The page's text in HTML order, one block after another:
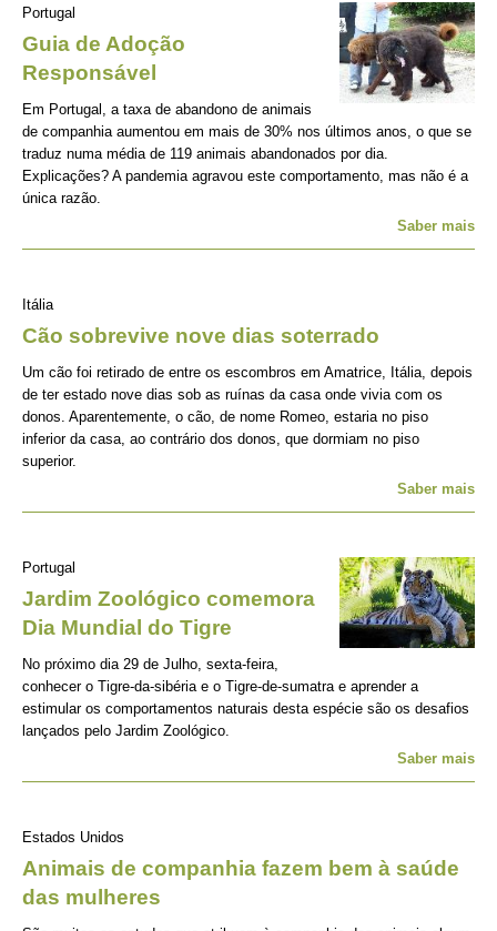
Portugal
Guia de Adoção
Responsável
Em Portugal, a taxa de abandono de animais
de companhia aumentou em mais de 30% nos últimos anos, o que se
traduz numa média de 119 animais abandonados por dia.
Explicações? A pandemia agravou este comportamento, mas não é a
única razão.
Saber mais
Itália
Cão sobrevive nove dias soterrado
Um cão foi retirado de entre os escombros em Amatrice, Itália, depois
de ter estado nove dias sob as ruínas da casa onde vivia com os
donos. Aparentemente, o cão, de nome Romeo, estaria no piso
inferior da casa, ao contrário dos donos, que dormiam no piso
superior.
Saber mais
Portugal
Jardim Zoológico comemora
Dia Mundial do Tigre
No próximo dia 29 de Julho, sexta-feira,
conhecer o Tigre-da-sibéria e o Tigre-de-sumatra e aprender a
estimular os comportamentos naturais desta espécie são os desafios
lançados pelo Jardim Zoológico.
Saber mais
Estados Unidos
Animais de companhia fazem bem à saúde
das mulheres